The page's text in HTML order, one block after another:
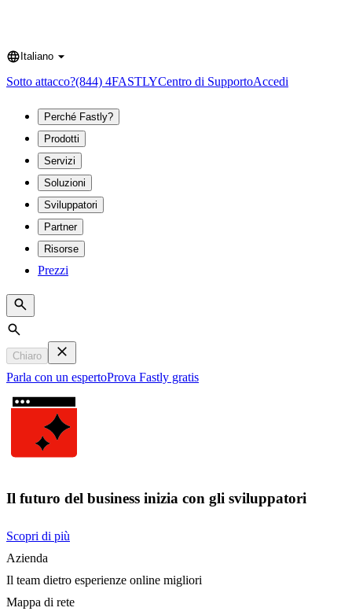
Language
Italiano
Sotto attacco?(844) 4FASTLYCentro di SupportoAccedi
Perché Fastly?
Prodotti
Servizi
Soluzioni
Sviluppatori
Partner
Risorse
Prezzi
Search
Chiaro
Parla con un espertoProva Fastly gratis
Il futuro del business inizia con gli sviluppatori
Scopri di più
Azienda
Il team dietro esperienze online migliori
Mappa di rete